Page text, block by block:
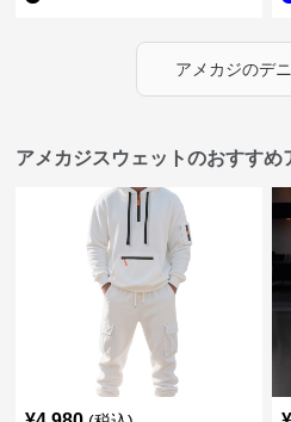
アメカジのデ
アメカジスウェットのおすすめ